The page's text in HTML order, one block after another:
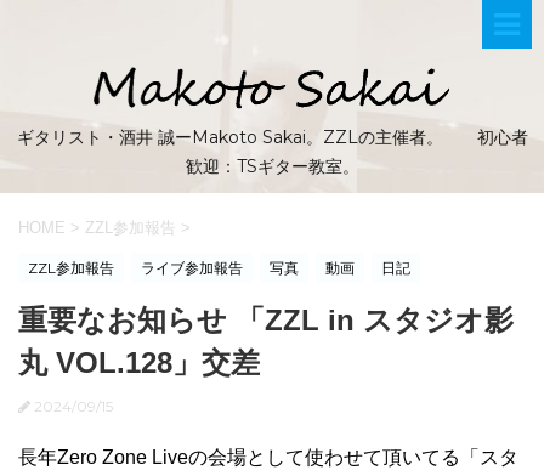
ギタリスト・酒井 誠ーMakoto Sakai。ZZLの主催者。 初心者
歓迎：TSギター教室。
HOME > ZZL参加報告 >
ZZL参加報告 ライブ参加報告 写真 動画 日記
重要なお知らせ 「ZZL in スタジオ影
丸 VOL.128」交差
2024/09/15
長年Zero Zone Liveの会場として使わせて頂いてる「スタ